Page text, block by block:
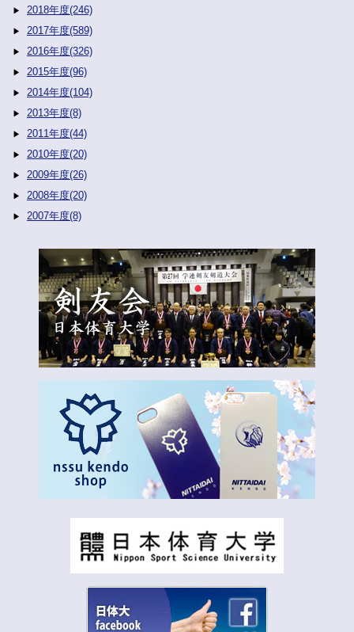
2018年度(246)
2017年度(589)
2016年度(326)
2015年度(96)
2014年度(104)
2013年度(8)
2011年度(44)
2010年度(20)
2009年度(26)
2008年度(20)
2007年度(8)